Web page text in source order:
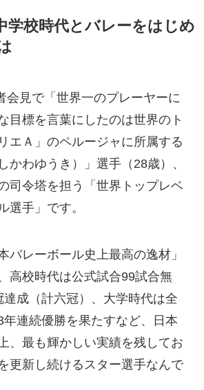
学校時代とバレーをはじめ
会見で「世界一のプレーヤーに
目標を言葉にしたのは世界のト
エＡ」のペルージャに所属する
かわゆうき）」選手（28歳）、
司令塔を担う「世界トップレベ
選手」です。
バレーボール史上最高の逸材」
高校時代は公式試合99試合無
成（計六冠）、大学時代は全
年連続優勝を果たすなど、日本
、最も輝かしい実績を残してお
更新し続けるスター選手なんで